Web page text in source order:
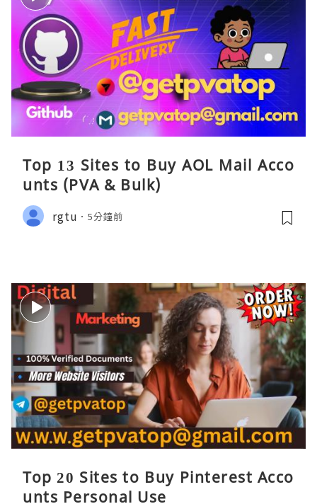
Top 13 Sites to Buy AOL Mail Acco
unts (PVA & Bulk)
rgtu 5分鐘前
Top 20 Sites to Buy Pinterest Acco
unts Personal Use